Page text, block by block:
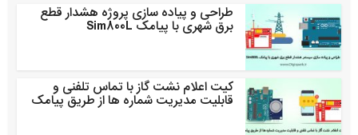
طراحی و پیاده سازی پروژه هشدار قطع
برق شهری با پیامک Sim800L
کیت اعلام نشت گاز با تماس تلفنی و
قابلیت مدیریت شماره ها از طریق پیامک